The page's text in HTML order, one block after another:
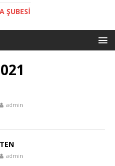
ŞUBESİ
admin
admin